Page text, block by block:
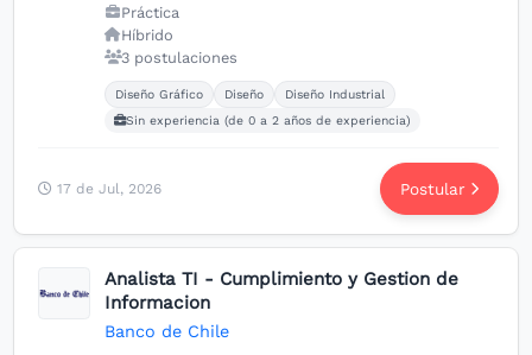
Práctica
Híbrido
3 postulaciones
Carreras buscadas:
Diseño Gráfico Diseño
Diseño Industrial
Sin experiencia (de 0 a 2 años de experiencia)
17 de Jul, 2026 Postular
Analista TI - Cumplimiento y Gestion de
Informacion
Banco de Chile